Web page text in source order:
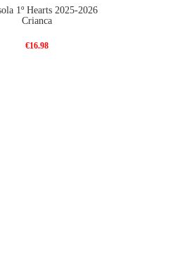
1º Hearts 2025-2026
Crianca
€16.98